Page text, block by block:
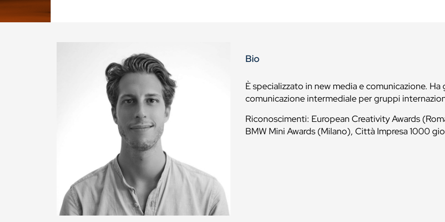
Bio
È specializzato in new media e comunicazione.
comunicazione intermediale per gruppi
Riconoscimenti: European Creativity Awards
BMW Mini Awards (Milano), Città Impresa 1000